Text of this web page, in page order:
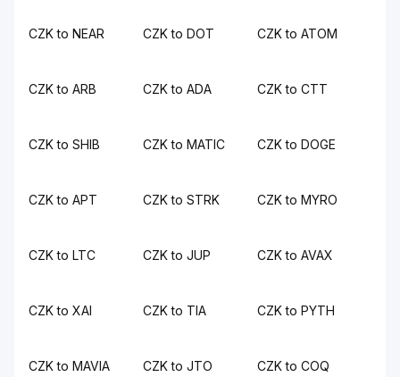
CZK to NEAR CZK to DOT CZK to ATOM
CZK to ARB CZK to ADA CZK to CTT
CZK to SHIB CZK to MATIC CZK to DOGE
CZK to APT CZK to STRK CZK to MYRO
CZK to LTC CZK to JUP CZK to AVAX
CZK to XAI CZK to TIA CZK to PYTH
CZK to MAVIA CZK to JTO CZK to COQ